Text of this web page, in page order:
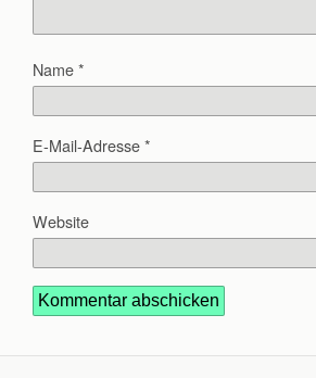
Name*
E-Mail-Adresse*
Website